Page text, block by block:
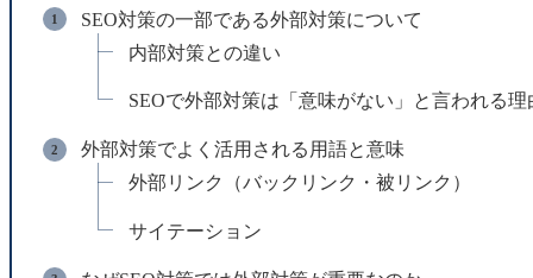
SEO対策の一部である外部対策について
内部対策との違い
SEOで外部対策は「意味がない」と言われる理
外部対策でよく活用される用語と意味
外部リンク（バックリンク・被リンク）
サイテーション